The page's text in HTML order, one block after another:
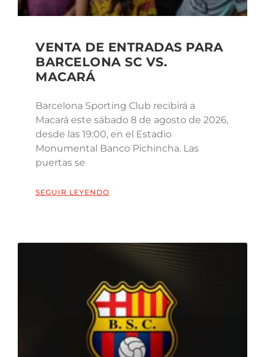
VENTA DE ENTRADAS PARA
BARCELONA SC VS.
MACARÁ
Barcelona Sporting Club recibirá a
Macará este sábado 8 de agosto de 2026,
desde las 19:00, en el Estadio
Monumental Banco Pichincha. Las
puertas se
SEGUIR LEYENDO